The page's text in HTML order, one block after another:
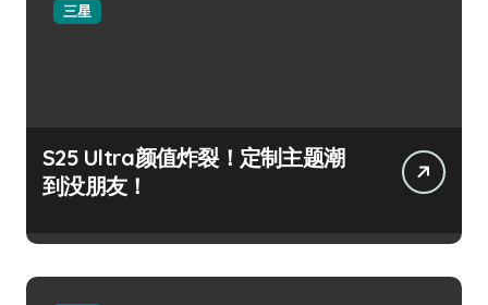
三星
S25 Ultra颜值炸裂！定制主题潮
到没朋友！